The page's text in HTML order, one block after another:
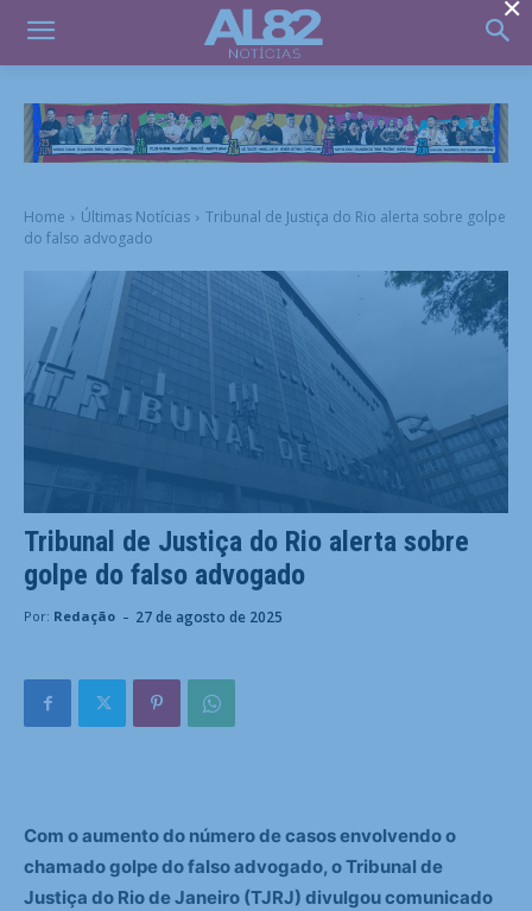
Home Últimas Notícias
Tribunal de Justiça do Rio alerta sobre golpe
do falso advogado
Tribunal de Justiça do Rio alerta sobre
golpe do falso advogado
Por: Redação - 27 de agosto de 2025
Com o aumento do número de casos envolvendo o
chamado golpe do falso advogado, o Tribunal de
Justiça do Rio de Janeiro (TJRJ) divulgou comunicado